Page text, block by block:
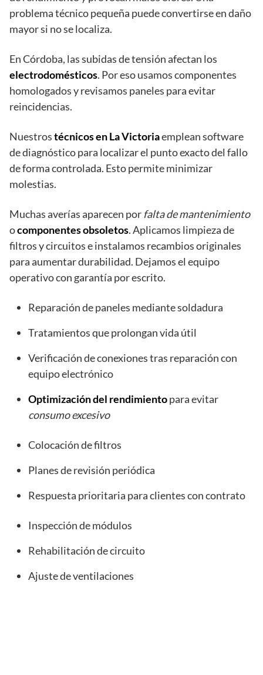
problema técnico pequeña puede convertirse en daño
mayor si no se localiza.
En Córdoba, las subidas de tensión afectan los
electrodomésticos. Por eso usamos componentes
homologados y revisamos paneles para evitar
reincidencias.
Nuestrostécnicos en La Victoriaemplean software
de diagnóstico para localizar el punto exacto del fallo
de forma controlada. Esto permite minimizar
molestias.
Muchas averías aparecen por falta de mantenimiento
ocomponentes obsoletos. Aplicamos limpieza de
filtros y circuitos e instalamos recambios originales
para aumentar durabilidad. Dejamos el equipo
operativo con garantía por escrito.
Reparación de paneles mediante soldadura
Tratamientos que prolongan vida útil
Verificación de conexiones tras reparación con
equipo electrónico
Optimización del rendimientopara evitar
consumo excesivo
Colocación de filtros
Planes de revisión periódica
Respuesta prioritaria para clientes con contrato
Inspección de módulos
Rehabilitación de circuito
Ajuste de ventilaciones